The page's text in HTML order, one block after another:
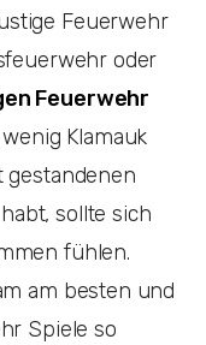
Feuerwehr
oder
Feuerwehr
Klamauk
gestandenen
sollte sich
fühlen.
am besten und
Spiele so